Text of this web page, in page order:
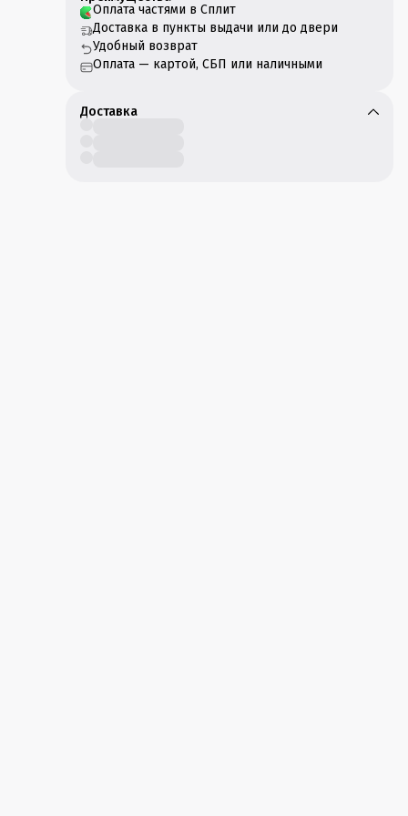
Оплата частями в Сплит
Доставка в пункты выдачи или до двери
Удобный возврат
Оплата — картой, СБП или наличными
Доставка